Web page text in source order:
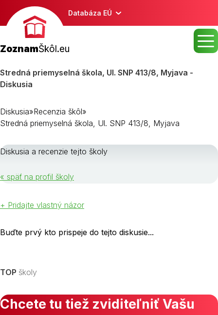
Databáza EÚ
ZoznamŠkôl.eu
Stredná priemyselná škola, Ul. SNP 413/8, Myjava -
Diskusia
Diskusia»Recenzia škôl»
Stredná priemyselná škola, Ul. SNP 413/8, Myjava
Diskusia a recenzie tejto školy
« späť na profil školy
+ Pridajte vlastný názor
Buďte prvý kto prispeje do tejto diskusie...
TOP školy
Chcete tu tiež zviditeľniť Vašu